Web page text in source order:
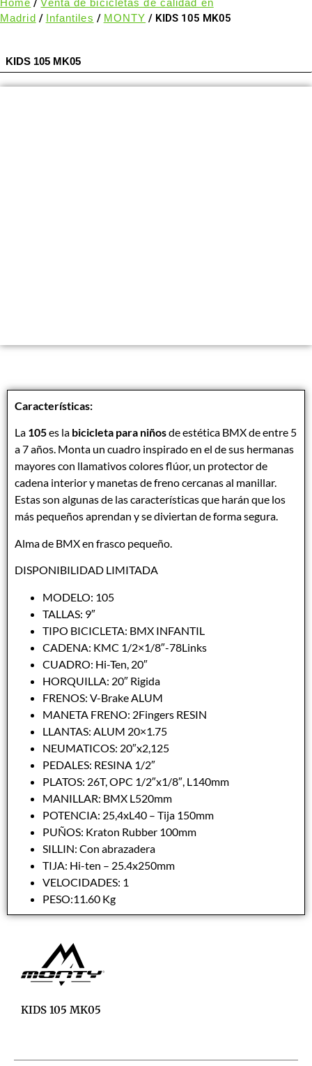
/
Madrid / Infantiles / MONTY / KIDS 105 MK05
KIDS 105 MK05
Características:
La 105es la bicicleta para niñosde estética BMX de entre 5
a 7 años. Monta un cuadro inspirado en el de sus hermanas
mayores con llamativos colores flúor, un protector de
cadena interior y manetas de freno cercanas al manillar.
Estas son algunas de las características que harán que los
más pequeños aprendan y se diviertan de forma segura.
Alma de BMX en frasco pequeño.
DISPONIBILIDAD LIMITADA
MODELO: 105
TALLAS: 9″
TIPO BICICLETA: BMX INFANTIL
CADENA: KMC 1/2×1/8″-78Links
CUADRO: Hi-Ten, 20″
HORQUILLA: 20″ Rigida
FRENOS: V-Brake ALUM
MANETA FRENO: 2Fingers RESIN
LLANTAS: ALUM 20×1.75
NEUMATICOS: 20″x2,125
PEDALES: RESINA 1/2″
PLATOS: 26T, OPC 1/2″x1/8″, L140mm
MANILLAR: BMX L520mm
POTENCIA: 25,4xL40 – Tija 150mm
PUÑOS: Kraton Rubber 100mm
SILLIN: Con abrazadera
TIJA: Hi-ten – 25.4x250mm
VELOCIDADES: 1
PESO:11.60 Kg
KIDS 105 MK05